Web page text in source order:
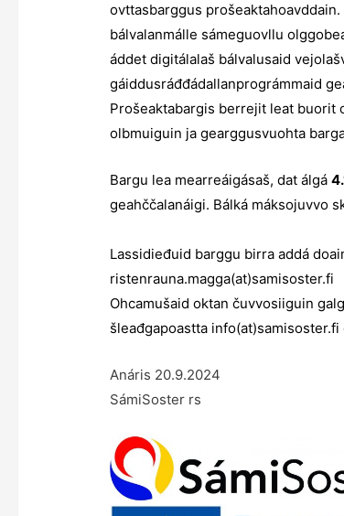
ovttasbarggus
bálvalanmálle sámeguovllu
áddet digitálalaš bálvalusaid
gáiddusráđđádallanprográmmaid
Prošeaktabargis berrejit leat buorit
olbmuiguin ja gearggusvuohta
Bargu lea mearreáigásaš, dat álgá
geahččalanáigi. Bálká máksojuvvo
Lassidieđuid barggu birra addá
ristenrauna.magga(at)samisoster.fi
Ohcamušaid oktan čuvvosiiguin
šleađgapoastta info(at)samisoster.fi
Anáris 20.9.2024
SámiSoster rs